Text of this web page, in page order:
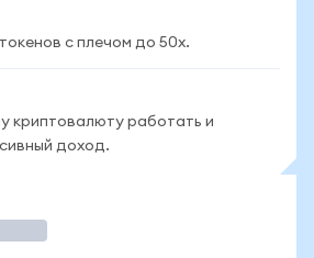
с плечом до 50x.
криптовалюту работать и
доход.